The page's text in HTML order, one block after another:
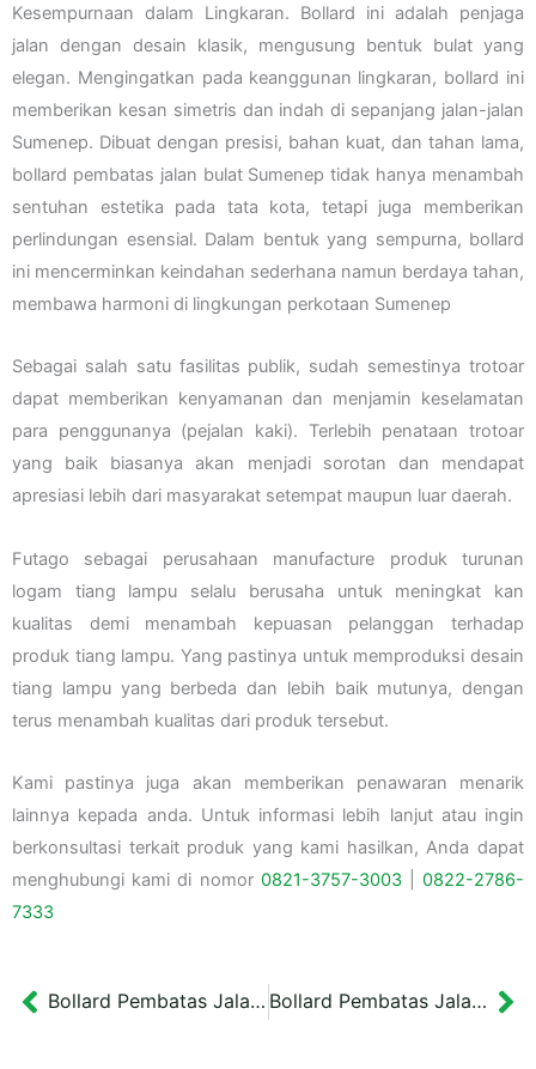
Kesempurnaan dalam Lingkaran. Bollard ini adalah penjaga
jalan dengan desain klasik, mengusung bentuk bulat yang
elegan. Mengingatkan pada keanggunan lingkaran, bollard ini
memberikan kesan simetris dan indah di sepanjang jalan-jalan
Sumenep. Dibuat dengan presisi, bahan kuat, dan tahan lama,
bollard pembatas jalan bulat Sumenep tidak hanya menambah
sentuhan estetika pada tata kota, tetapi juga memberikan
perlindungan esensial. Dalam bentuk yang sempurna, bollard
ini mencerminkan keindahan sederhana namun berdaya tahan,
membawa harmoni di lingkungan perkotaan Sumenep
Sebagai salah satu fasilitas publik, sudah semestinya trotoar
dapat memberikan kenyamanan dan menjamin keselamatan
para penggunanya (pejalan kaki). Terlebih penataan trotoar
yang baik biasanya akan menjadi sorotan dan mendapat
apresiasi lebih dari masyarakat setempat maupun luar daerah.
Futago sebagai perusahaan manufacture produk turunan
logam tiang lampu selalu berusaha untuk meningkat kan
kualitas demi menambah kepuasan pelanggan terhadap
produk tiang lampu. Yang pastinya untuk memproduksi desain
tiang lampu yang berbeda dan lebih baik mutunya, dengan
terus menambah kualitas dari produk tersebut.
Kami pastinya juga akan memberikan penawaran menarik
lainnya kepada anda. Untuk informasi lebih lanjut atau ingin
berkonsultasi terkait produk yang kami hasilkan, Anda dapat
menghubungi kami di nomor 0821-3757-3003|0822-2786-
7333
Prev Bollard Pembatas Jalan Kotak Minimalis Bandung Bollard Pembatas Jalan Bulat Surabaya Tipe 2